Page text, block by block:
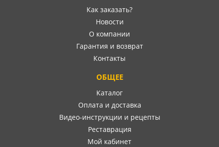
Как заказать?
Новости
О компании
Гарантия и возврат
Контакты
ОБЩЕЕ
Каталог
Оплата и доставка
Видео-инструкции и рецепты
Реставрация
Мой кабинет